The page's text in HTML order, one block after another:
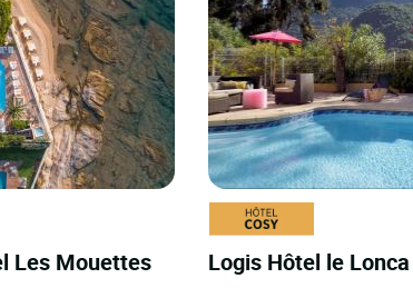
Les Mouettes Logis Hôtel le Lonca